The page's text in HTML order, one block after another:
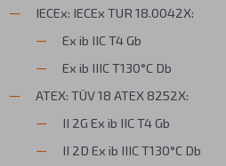
IECEx: IECEx TUR 18.0042X:
Ex ib IIC T4 Gb
Ex ib IIIC T130°C Db
ATEX: TÜV 18 ATEX 8252X:
II 2G Ex ib IIC T4 Gb
II 2D Ex ib IIIC T130°C Db